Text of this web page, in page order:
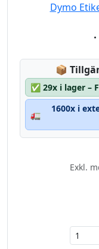
Dymo
📦
✅ 29x i lager –
🚛
1600x i
Exkl.